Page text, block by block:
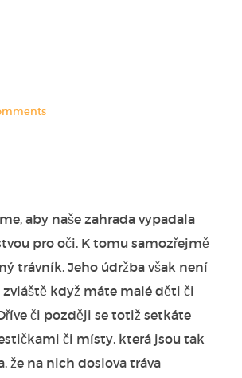
aby naše zahrada vypadala
pro oči. K tomu samozřejmě
trávník. Jeho údržba však není
když máte malé děti či
či později se totiž setkáte
či místy, která jsou tak
že na nich doslova tráva